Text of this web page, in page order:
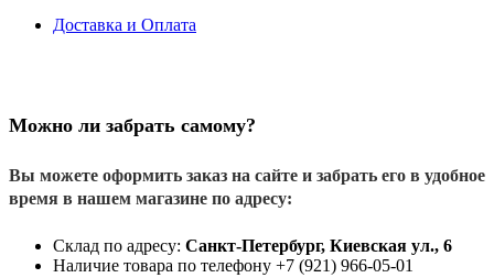
Доставка и Оплата
Можно ли забрать самому?
Вы можете оформить заказ на сайте и забрать его в удобное
время в нашем магазине по адресу:
Склад по адресу: Санкт-Петербург, Киевская ул., 6
Наличие товара по телефону +7 (921) 966-05-01